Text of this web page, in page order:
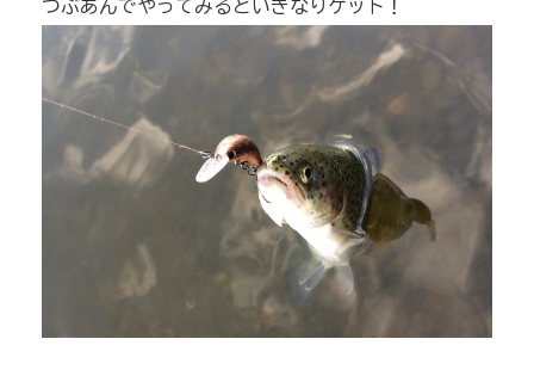
つぶあんでやってみるといきなりゲット！